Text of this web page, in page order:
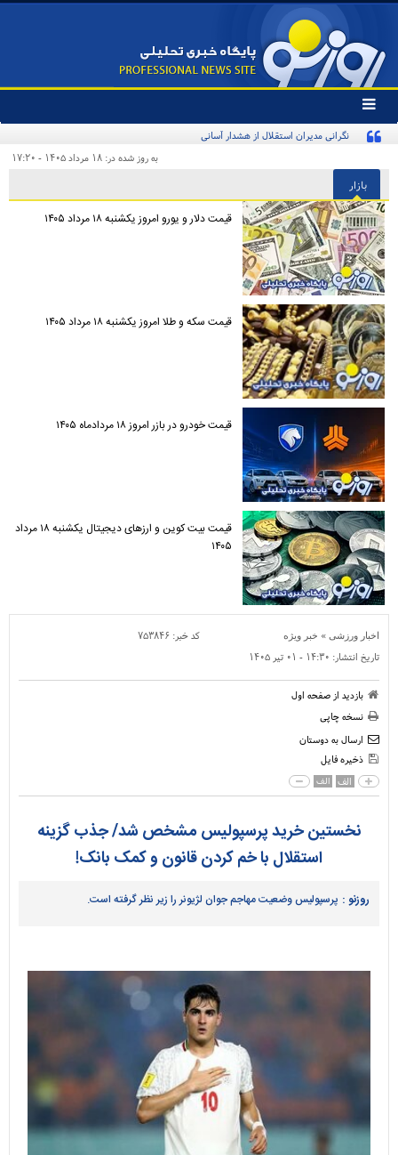
تغییر
وضعیت
منوی
ها
به روز شده در: ۱۸ مرداد ۱۴۰۵ - ۱۷:۲۰
بازار
قیمت دلار و یورو امروز یکشنبه ۱۸ مرداد ۱۴۰۵
قیمت سکه و طلا امروز یکشنبه ۱۸ مرداد ۱۴۰۵
قیمت خودرو در بازر امروز ۱۸ مردادماه ۱۴۰۵
قیمت بیت کوین و ارز‌های دیجیتال یکشنبه ۱۸ مرداد
۱۴۰۵
اخبار ورزشی » خبر ویژه کد خبر: ۷۵۳۸۴۶
تاریخ انتشار: ۱۴:۳۰ - ۰۱ تير ۱۴۰۵
بازدید از صفحه اول
نسخه چاپی
ارسال به دوستان
ذخیره فایل
الف الف
نخستین خرید پرسپولیس مشخص شد/ جذب گزینه
استقلال با خم کردن قانون و کمک بانک!
روزنو : پرسپولیس وضعیت مهاجم جوان لژیونر را زیر نظر گرفته است.